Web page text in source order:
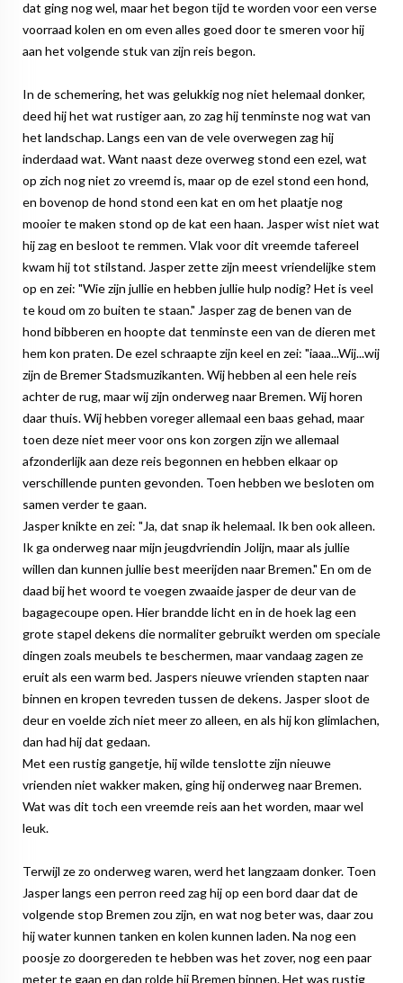
dat ging nog wel, maar het begon tijd te worden voor een verse
voorraad kolen en om even alles goed door te smeren voor hij
aan het volgende stuk van zijn reis begon.
In de schemering, het was gelukkig nog niet helemaal donker,
deed hij het wat rustiger aan, zo zag hij tenminste nog wat van
het landschap. Langs een van de vele overwegen zag hij
inderdaad wat. Want naast deze overweg stond een ezel, wat
op zich nog niet zo vreemd is, maar op de ezel stond een hond,
en bovenop de hond stond een kat en om het plaatje nog
mooier te maken stond op de kat een haan. Jasper wist niet wat
hij zag en besloot te remmen. Vlak voor dit vreemde tafereel
kwam hij tot stilstand. Jasper zette zijn meest vriendelijke stem
op en zei: "Wie zijn jullie en hebben jullie hulp nodig? Het is veel
te koud om zo buiten te staan." Jasper zag de benen van de
hond bibberen en hoopte dat tenminste een van de dieren met
hem kon praten. De ezel schraapte zijn keel en zei: "iaaa...Wij...wij
zijn de Bremer Stadsmuzikanten. Wij hebben al een hele reis
achter de rug, maar wij zijn onderweg naar Bremen. Wij horen
daar thuis. Wij hebben voreger allemaal een baas gehad, maar
toen deze niet meer voor ons kon zorgen zijn we allemaal
afzonderlijk aan deze reis begonnen en hebben elkaar op
verschillende punten gevonden. Toen hebben we besloten om
samen verder te gaan.
Jasper knikte en zei: "Ja, dat snap ik helemaal. Ik ben ook alleen.
Ik ga onderweg naar mijn jeugdvriendin Jolijn, maar als jullie
willen dan kunnen jullie best meerijden naar Bremen." En om de
daad bij het woord te voegen zwaaide jasper de deur van de
bagagecoupe open. Hier brandde licht en in de hoek lag een
grote stapel dekens die normaliter gebruikt werden om speciale
dingen zoals meubels te beschermen, maar vandaag zagen ze
eruit als een warm bed. Jaspers nieuwe vrienden stapten naar
binnen en kropen tevreden tussen de dekens. Jasper sloot de
deur en voelde zich niet meer zo alleen, en als hij kon glimlachen,
dan had hij dat gedaan.
Met een rustig gangetje, hij wilde tenslotte zijn nieuwe
vrienden niet wakker maken, ging hij onderweg naar Bremen.
Wat was dit toch een vreemde reis aan het worden, maar wel
leuk.
Terwijl ze zo onderweg waren, werd het langzaam donker. Toen
Jasper langs een perron reed zag hij op een bord daar dat de
volgende stop Bremen zou zijn, en wat nog beter was, daar zou
hij water kunnen tanken en kolen kunnen laden. Na nog een
poosje zo doorgereden te hebben was het zover, nog een paar
meter te gaan en dan rolde hij Bremen binnen. Het was rustig